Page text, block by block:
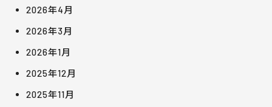
2026年4月
2026年3月
2026年1月
2025年12月
2025年11月